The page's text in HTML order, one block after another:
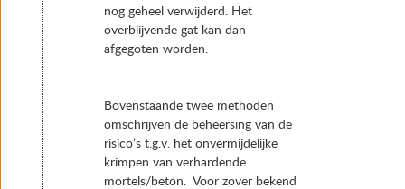
nog geheel verwijderd. Het
overblijvende gat kan dan
afgegoten worden.
Bovenstaande twee methoden
omschrijven de beheersing van de
risico’s t.g.v. het onvermijdelijke
krimpen van verhardende
mortels/beton. Voor zover bekend